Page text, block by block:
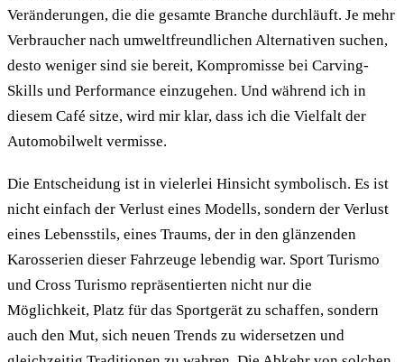
Veränderungen, die die gesamte Branche durchläuft. Je mehr
Verbraucher nach umweltfreundlichen Alternativen suchen,
desto weniger sind sie bereit, Kompromisse bei Carving-
Skills und Performance einzugehen. Und während ich in
diesem Café sitze, wird mir klar, dass ich die Vielfalt der
Automobilwelt vermisse.
Die Entscheidung ist in vielerlei Hinsicht symbolisch. Es ist
nicht einfach der Verlust eines Modells, sondern der Verlust
eines Lebensstils, eines Traums, der in den glänzenden
Karosserien dieser Fahrzeuge lebendig war. Sport Turismo
und Cross Turismo repräsentierten nicht nur die
Möglichkeit, Platz für das Sportgerät zu schaffen, sondern
auch den Mut, sich neuen Trends zu widersetzen und